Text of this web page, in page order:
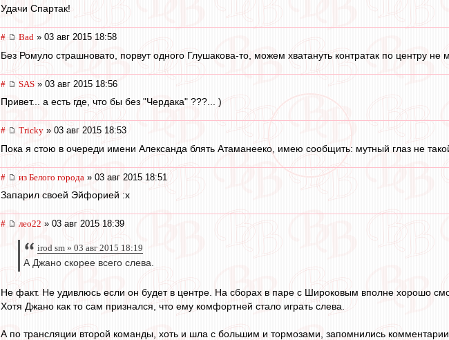
Удачи Спартак!
# Bad » 03 авг 2015 18:58
Без Ромуло страшновато, порвут одного Глушакова-то, можем хватануть контратак по центру не
# SAS » 03 авг 2015 18:56
Привет... а есть где, что бы без "Чердака" ???... )
# Tricky » 03 авг 2015 18:53
Пока я стою в очереди имени Александа блять Атаманееко, имею сообщить: мутный глаз не
# из Белого города » 03 авг 2015 18:51
Запарил своей Эйфорией :x
# лео22 » 03 авг 2015 18:39
irod sm » 03 авг 2015 18:19
А Джано скорее всего слева.
Не факт. Не удивлюсь если он будет в центре. На сборах в паре с Широковым вполне хорошо
Хотя Джано как то сам признался, что ему комфортней стало играть слева.
А по трансляции второй команды, хоть и шла с большим и тормозами, запомнились комментарии